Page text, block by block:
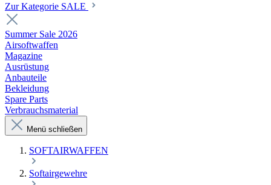
Zur Kategorie SALE
Summer Sale 2026
Airsoftwaffen
Magazine
Ausrüstung
Anbauteile
Bekleidung
Spare Parts
Verbrauchsmaterial
Menü schließen
SOFTAIRWAFFEN
Softairgewehre